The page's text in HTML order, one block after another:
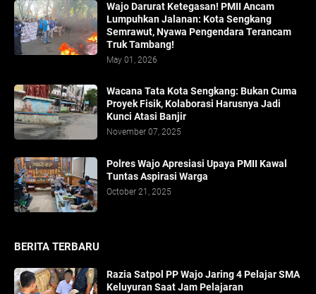
Wajo Darurat Ketegasan! PMII Ancam
Lumpuhkan Jalanan: Kota Sengkang
Semrawut, Nyawa Pengendara Terancam
Truk Tambang!
May 01, 2026
​Wacana Tata Kota Sengkang: Bukan Cuma
Proyek Fisik, Kolaborasi Harusnya Jadi
Kunci Atasi Banjir
November 07, 2025
Polres Wajo Apresiasi Upaya PMII Kawal
Tuntas Aspirasi Warga
October 21, 2025
BERITA TERBARU
Razia Satpol PP Wajo Jaring 4 Pelajar SMA
Keluyuran Saat Jam Pelajaran